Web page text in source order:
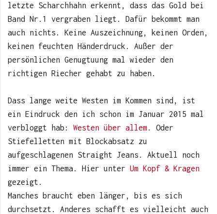
letzte Scharchhahn erkennt, dass das Gold bei
Band Nr.1 vergraben liegt. Dafür bekommt man
auch nichts. Keine Auszeichnung, keinen Orden,
keinen feuchten Händerdruck. Außer der
persönlichen Genugtuung mal wieder den
richtigen Riecher gehabt zu haben.
Dass lange weite Westen im Kommen sind, ist
ein Eindruck den ich schon im Januar 2015 mal
verbloggt hab: Westen über allem. Oder
Stiefelletten mit Blockabsatz zu
aufgeschlagenen Straight Jeans. Aktuell noch
immer ein Thema. Hier unter Um Kopf & Kragen
gezeigt.
Manches braucht eben länger, bis es sich
durchsetzt. Anderes schafft es vielleicht auch